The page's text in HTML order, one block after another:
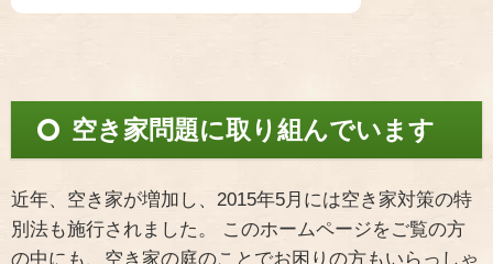
空き家問題に取り組んでいます
近年、空き家が増加し、2015年5月には空き家対策の特
別法も施行されました。 このホームページをご覧の方
の中にも、空き家の庭のことでお困りの方もいらっしゃ